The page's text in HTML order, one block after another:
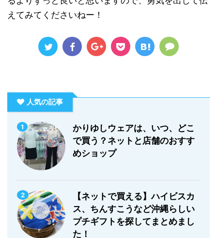
えてみてくださいねー！
人気の記事
1
かりゆしウェアは、いつ、どこ
で買う？ネットと店舗のおすす
めショップ
2
【ネットで買える】ハイビスカ
ス、ちんすこうなど沖縄らしい
プチギフトを探してまとめまし
た！